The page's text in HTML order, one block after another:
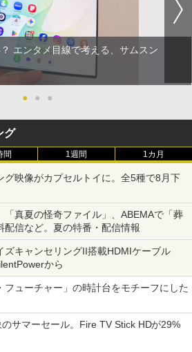
エンタメ目線で考える、サムスン
● ● ●
グ
間 1週間 1カ月
グ映像がカプセルトイに。全5種で8月下
「真夏の怪奇ファイル」、ABEMAで「葬
配信など。夏の特番・配信情報
ズキャンセリングII搭載HDMIケーブル
から
フューチャー」の時計台をモチーフにした
サマーセール。Fire TV Stick HDが29%